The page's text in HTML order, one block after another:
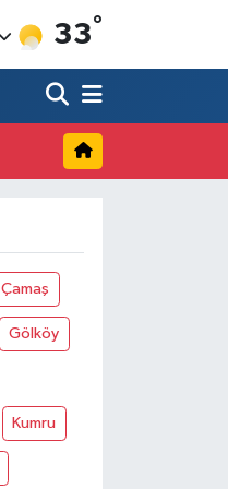
33°
Çamaş
Gölköy
Kumru